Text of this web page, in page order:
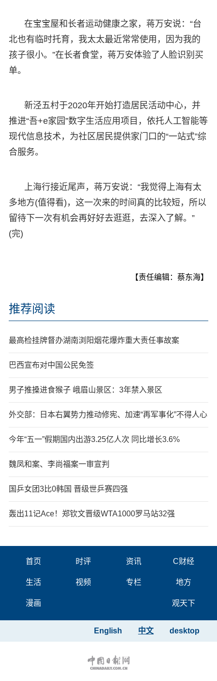
在宝宝屋和长者运动健康之家，蒋万安说：“台
北也有临时托育，我太太最近常常使用，因为我的
孩子很小。”在长者食堂，蒋万安体验了人脸识别买
单。
新泾五村于2020年开始打造居民活动中心，并
推进“吾+e家园”数字生活应用项目，依托人工智能等
现代信息技术，为社区居民提供家门口的“一站式”综
合服务。
上海行接近尾声，蒋万安说：“我觉得上海有太
多地方(值得看)，这一次来的时间真的比较短，所以
留待下一次有机会再好好去逛逛，去深入了解。”
(完)
【责任编辑：蔡东海】
推荐阅读
最高检挂牌督办湖南浏阳烟花爆炸重大责任事故案
巴西宣布对中国公民免签
男子推搡进食猴子 峨眉山景区：3年禁入景区
外交部：日本右翼势力推动修宪、加速“再军事化”不得人心
今年“五一”假期国内出游3.25亿人次 同比增长3.6%
魏凤和案、李尚福案一审宣判
国乒女团3比0韩国 晋级世乒赛四强
轰出11记Ace！郑钦文晋级WTA1000罗马站32强
首页 时评 资讯 C财经
生活 视频 专栏 地方
漫画 观天下
desktop
中文
English